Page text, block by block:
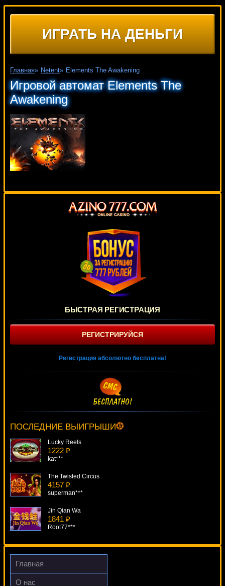
ИГРАТЬ НА ДЕНЬГИ
Главная» Netent» Elements The Awakening
Игровой автомат Elements The
Awakening
БЫСТРАЯ РЕГИСТРАЦИЯ
РЕГИСТРИРУЙСЯ
Регистрация абсолютно бесплатна!
ПОСЛЕДНИЕ ВЫИГРЫШИ
Panamer***
Lucky Reels
1222 ₽
kat***
The Twisted Circus
4157 ₽
superman***
Jin Qian Wa
1841 ₽
Root77***
White Buffalo
2267 ₽
Главная
О нас